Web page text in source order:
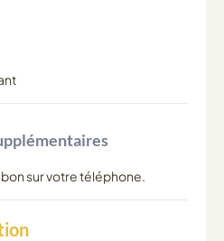
sur votre téléphone.